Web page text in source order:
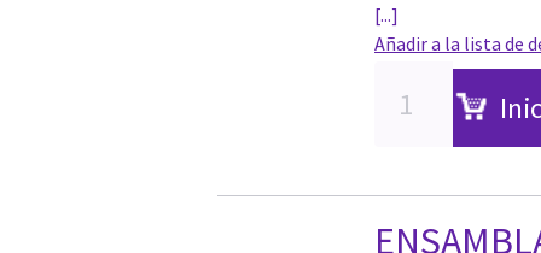
[...]
Añadir a la lista de